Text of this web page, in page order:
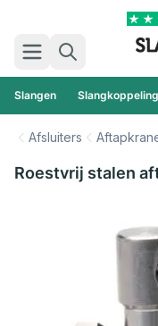
Zoek
Slangen
Afsluiters
Roestvrij stalen